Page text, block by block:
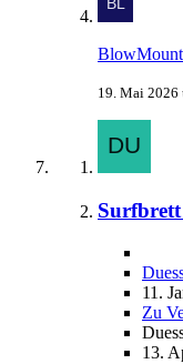
19. Mai 2026
11.
Zu
13.